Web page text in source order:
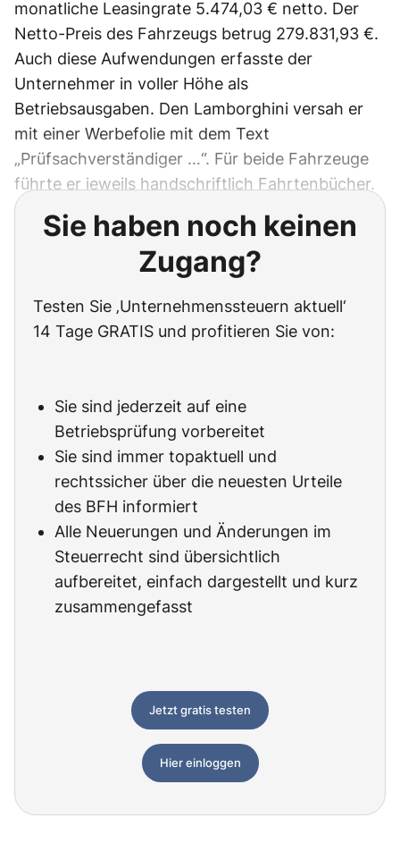
monatliche Leasingrate 5.474,03 € netto. Der
Netto-Preis des Fahrzeugs betrug 279.831,93 €.
Auch diese Aufwendungen erfasste der
Unternehmer in voller Höhe als
Betriebsausgaben. Den Lamborghini versah er
mit einer Werbefolie mit dem Text
„Prüfsachverständiger …“. Für beide Fahrzeuge
führte er jeweils handschriftlich Fahrtenbücher.
Sie haben noch keinen
Zugang?
Testen Sie ‚Unternehmenssteuern aktuell‘
14 Tage GRATIS und profitieren Sie von:
Sie sind jederzeit auf eine
Betriebsprüfung vorbereitet
Sie sind immer topaktuell und
rechtssicher über die neuesten Urteile
des BFH informiert
Alle Neuerungen und Änderungen im
Steuerrecht sind übersichtlich
aufbereitet, einfach dargestellt und kurz
zusammengefasst
Jetzt gratis testen
Hier einloggen